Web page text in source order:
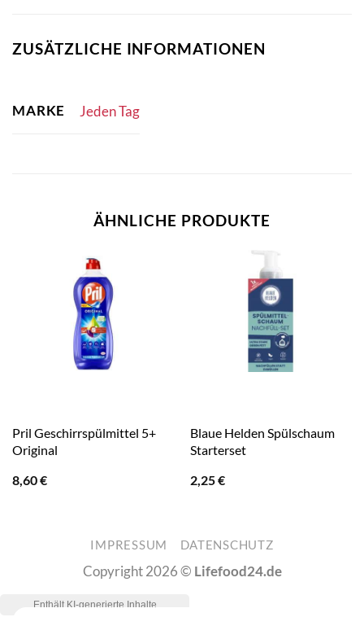
ZUSÄTZLICHE INFORMATIONEN
MARKE Jeden Tag
ÄHNLICHE PRODUKTE
Pril Geschirrspülmittel 5+
Original
8,60€
Blaue Helden Spülschaum
Starterset
2,25€
IMPRESSUM DATENSCHUTZ
Copyright 2026 © Lifefood24.de